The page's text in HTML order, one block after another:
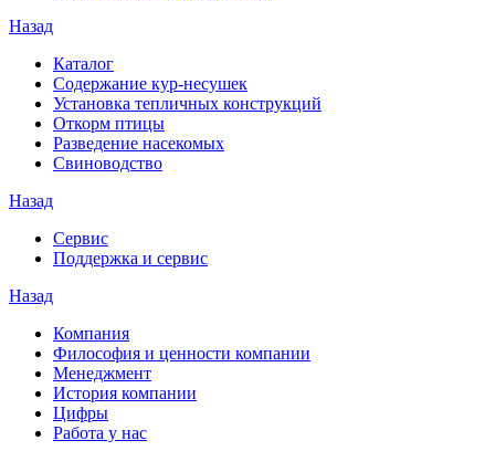
Назад
Каталог
Содержание кур-несушек
Установка тепличных конструкций
Откорм птицы
Разведение насекомых
Свиноводство
Назад
Сервис
Поддержка и сервис
Назад
Компания
Философия и ценности компании
Менеджмент
История компании
Цифры
Работа у нас